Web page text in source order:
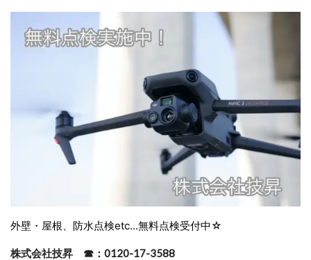
外壁・屋根、防水点検etc...無料点検受付中☆
株式会社技昇 ☎：0120-17-3588